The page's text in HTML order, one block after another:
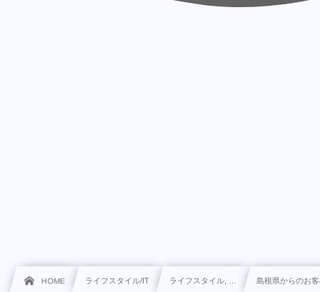
HOME ライフスタイル/IT ライフスタイル, … 島根県からのお